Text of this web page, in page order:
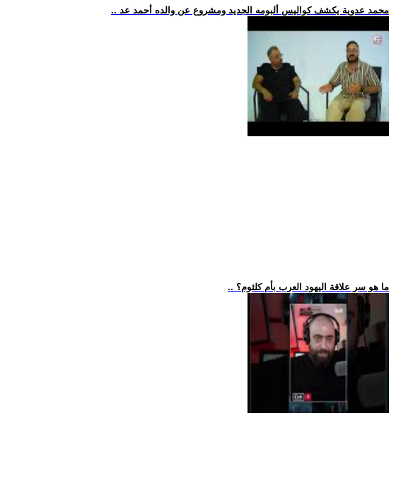
.. محمد عدوية يكشف كواليس ألبومه الجديد ومشروع عن والده أحمد عد
.. ما هو سر علاقة اليهود العرب بأم كلثوم؟